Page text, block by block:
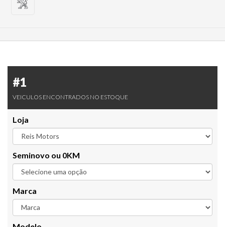
#1
VEICULOS ENCONTRADOS NO ESTOQUE
Loja
Seminovo ou 0KM
Marca